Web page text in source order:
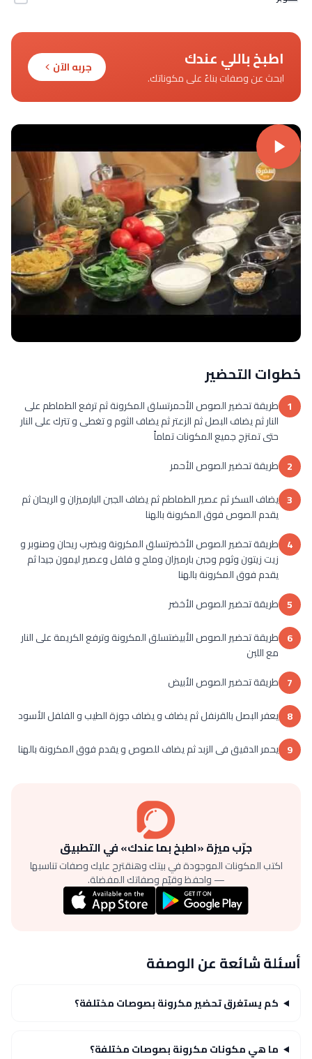
اطبخ باللي عندك
ابحث عن وصفات بناءً على مكوناتك.
جربه الآن
خطوات التحضير
1 طريقة تحضير الصوص الأحمرتسلق المكرونة ثم ترفع الطماطم على
النار ثم يضاف البصل ثم الزعتر ثم يضاف الثوم و تغطى و تترك على النار
حتى تمتزج جميع المكونات تماماً
2 طريقة تحضير الصوص الأحمر
3 يضاف السكر ثم عصير الطماطم ثم يضاف الجبن البارميزان و الريحان ثم
يقدم الصوص فوق المكرونة بالهنا
4 طريقة تحضير الصوص الأخضرتسلق المكرونة ويضرب ريحان وصنوبر و
زيت زيتون وثوم وجبن بارميزان وملح و فلفل وعصير ليمون جيدا ثم
يقدم فوق المكرونة بالهنا
5 طريقة تحضير الصوص الأخضر
6 طريقة تحضير الصوص الأبيضتسلق المكرونة وترفع الكريمة على النار
مع اللبن
7 طريقة تحضير الصوص الأبيض
8 يعفر البصل بالقرنفل ثم يضاف و يضاف جوزة الطيب و الفلفل الأسود
9 يحمر الدقيق فى الزبد ثم يضاف للصوص و يقدم فوق المكرونة بالهنا
جرّب ميزة «اطبخ بما عندك» في التطبيق
اكتب المكونات الموجودة في بيتك وهنقترح عليك وصفات تناسبها
— واحفظ وقيّم وصفاتك المفضلة.
أسئلة شائعة عن الوصفة
كم يستغرق تحضير مكرونة بصوصات مختلفة؟
ما هي مكونات مكرونة بصوصات مختلفة؟